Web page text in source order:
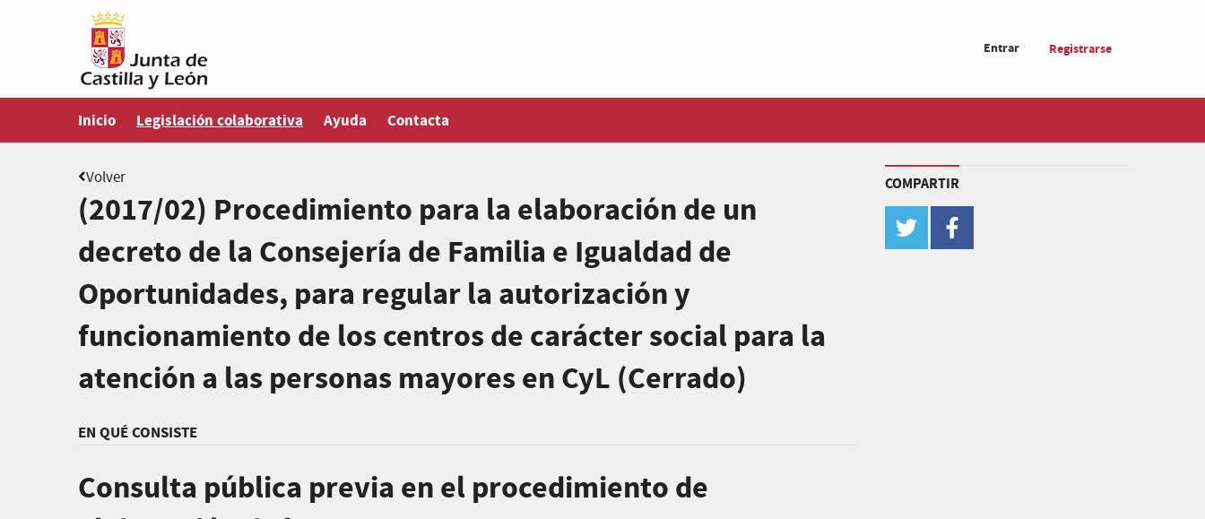
Entrar Registrarse
Inicio
Estás en
Legislación colaborativa Ayuda Contacta
Volver
(2017/02) Procedimiento para la elaboración de un
decreto de la Consejería de Familia e Igualdad de
Oportunidades, para regular la autorización y
funcionamiento de los centros de carácter social para la
atención a las personas mayores en CyL (Cerrado)
EN QUÉ CONSISTE
Consulta pública previa en el procedimiento de
COMPARTIR
twitter